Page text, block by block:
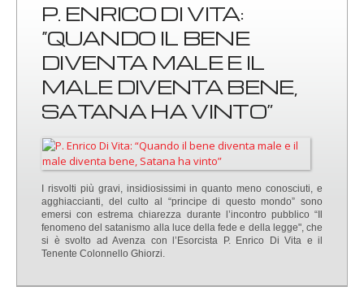
P. ENRICO DI VITA:
“QUANDO IL BENE
DIVENTA MALE E IL
MALE DIVENTA BENE,
SATANA HA VINTO”
I risvolti più gravi, insidiosissimi in quanto meno conosciuti, e
agghiaccianti, del culto al “principe di questo mondo” sono
emersi con estrema chiarezza durante l’incontro pubblico “Il
fenomeno del satanismo alla luce della fede e della legge", che
si è svolto ad Avenza con l’Esorcista P. Enrico Di Vita e il
Tenente Colonnello Ghiorzi.